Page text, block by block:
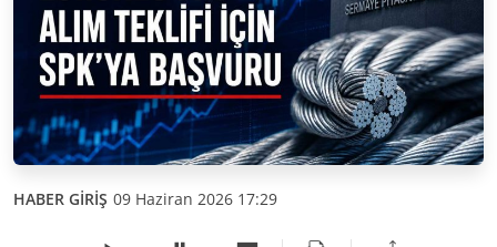
HABER GİRİŞ 09 Haziran 2026 17:29